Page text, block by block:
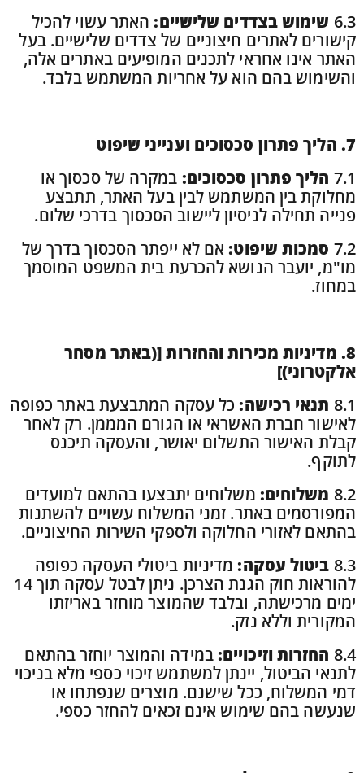
6.3 שימוש בצדדים שלישיים: האתר עשוי להכיל
קישורים לאתרים חיצוניים של צדדים שלישיים. בעל
האתר אינו אחראי לתכנים המופיעים באתרים אלה,
והשימוש בהם הוא על אחריות המשתמש בלבד.
7. הליך פתרון סכסוכים וענייני שיפוט
7.1 הליך פתרון סכסוכים: במקרה של סכסוך או
מחלוקת בין המשתמש לבין בעל האתר, תתבצע
פנייה תחילה לניסיון ליישוב הסכסוך בדרכי שלום.
7.2 סמכות שיפוט: אם לא ייפתר הסכסוך בדרך של
מו"מ, יועבר הנושא להכרעת בית המשפט המוסמך
במחוז.
8. מדיניות מכירות והחזרות [(באתר מסחר
אלקטרוני)]
8.1 תנאי רכישה: כל עסקה המתבצעת באתר כפופה
לאישור חברת האשראי או הגורם המממן. רק לאחר
קבלת האישור התשלום יאושר, והעסקה תיכנס
לתוקף.
8.2 משלוחים: משלוחים יתבצעו בהתאם למועדים
המפורסמים באתר. זמני המשלוח עשויים להשתנות
בהתאם לאזורי החלוקה ולספקי השירות החיצוניים.
8.3 ביטול עסקה: מדיניות ביטולי העסקה כפופה
להוראות חוק הגנת הצרכן. ניתן לבטל עסקה תוך 14
ימים מרכישתה, ובלבד שהמוצר מוחזר באריזתו
המקורית וללא נזק.
8.4 החזרות וזיכויים: במידה והמוצר יוחזר בהתאם
לתנאי הביטול, יינתן למשתמש זיכוי כספי מלא בניכוי
דמי המשלוח, ככל שישנם. מוצרים שנפתחו או
שנעשה בהם שימוש אינם זכאים להחזר כספי.